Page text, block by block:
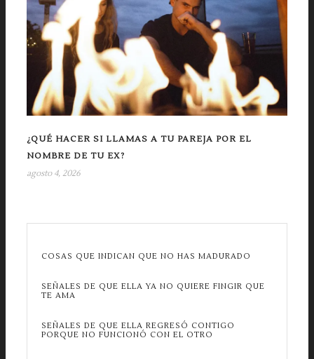
¿QUÉ HACER SI LLAMAS A TU PAREJA POR EL
NOMBRE DE TU EX?
agosto 4, 2026
COSAS QUE INDICAN QUE NO HAS MADURADO
SEÑALES DE QUE ELLA YA NO QUIERE FINGIR QUE
TE AMA
SEÑALES DE QUE ELLA REGRESÓ CONTIGO
PORQUE NO FUNCIONÓ CON EL OTRO